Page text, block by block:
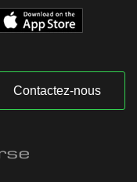
Contactez-nous